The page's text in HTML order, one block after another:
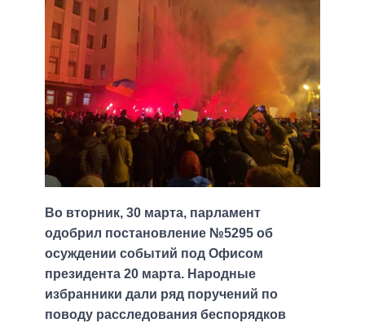
Во вторник, 30 марта, парламент
одобрил постановление №5295 об
осуждении событий под Офисом
президента 20 марта. Народные
избранники дали ряд поручений по
поводу расследования беспорядков